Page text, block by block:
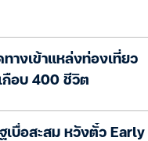
างเข้าแหล่งท่องเที่ยว
กือบ 400 ชีวิต
บื่อสะสม หวังตั๋ว Early